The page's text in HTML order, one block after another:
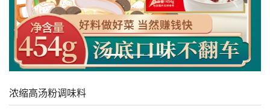
浓缩高汤粉调味料